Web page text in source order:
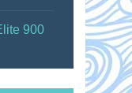
900